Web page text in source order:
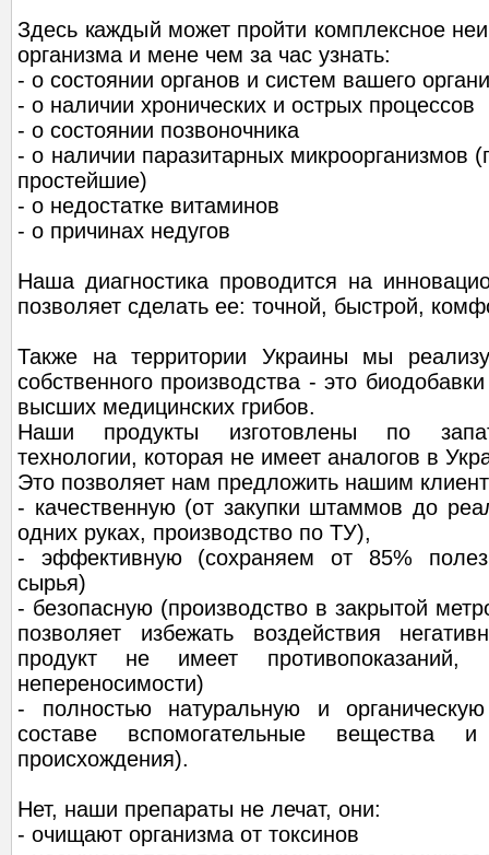
Здесь каждый может пройти комплексное
организма и мене чем за час узнать:
- о состоянии органов и систем вашего
- о наличии хронических и острых процессов
- о состоянии позвоночника
- о наличии паразитарных микроорганизмов
простейшие)
- о недостатке витаминов
- о причинах недугов
Наша диагностика проводится на
позволяет сделать ее: точной, быстрой,
Также на территории Украины мы
собственного производства - это
высших медицинских грибов.
Наши продукты изготовлены по
технологии, которая не имеет аналогов в
Это позволяет нам предложить нашим
- качественную (от закупки штаммов до
одних руках, производство по ТУ),
- эффективную (сохраняем от 85%
сырья)
- безопасную (производство в закрытой
позволяет избежать воздействия
продукт не имеет противопоказаний,
непереносимости)
- полностью натуральную и
составе вспомогательные вещества и
происхождения).
Нет, наши препараты не лечат, они:
- очищают организма от токсинов